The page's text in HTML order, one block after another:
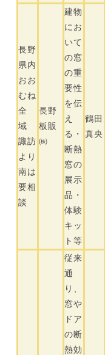
長野
県内
おお
むね
全
域
諏訪
より
南は
要相
談
長野
板販
㈱
建物
にお
いて
の窓
の重
要性
を伝
え
る・
断熱
窓の
展示
品・
体験
キッ
ト等
鶴田
真央
従来
通
り、
窓や
ドア
の断
熱効